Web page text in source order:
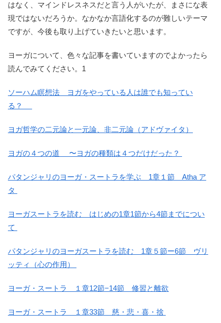
はなく、マインドレスネスだと言う人がいたが、まさにな表
現ではないだろうか。なかなか言語化するのが難しいテーマ
ですが、今後も取り上げていきたいと思います。
ヨーガについて、色々な記事を書いていますのでよかったら
読んでみてください。1
ソーハム瞑想法 ヨガをやっている人は誰でも知ってい
る？
ヨガ哲学の二元論と一元論、非二元論（アドヴァイタ）
ヨガの４つの道 〜ヨガの種類は４つだけだった？
パタンジャリのヨーガ・スートラを学ぶ 1章１節 Atha ア
タ
ヨーガスートラを読む はじめの1章1節から4節までについ
て
パタンジャリのヨーガスートラを読む 1章５節ー6節 ヴリ
ッティ（心の作用）
ヨーガ・スートラ １章12節−14節 修習と離欲
ヨーガ・スートラ １章33節 慈・悲・喜・捨